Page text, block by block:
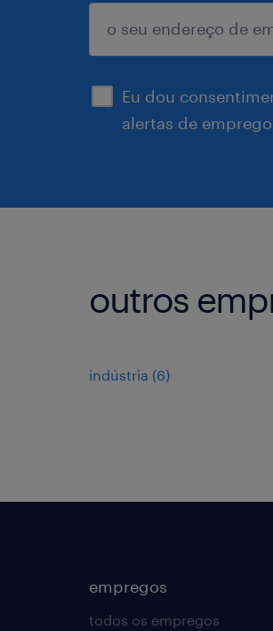
Eu dou
alertas de
enviar
outros
indústria (6)
empregos
todos os empregos